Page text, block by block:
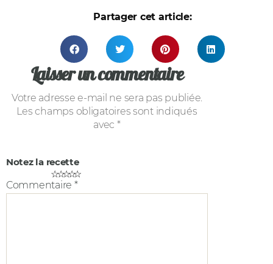
Partager cet article:
Laisser un commentaire
Votre adresse e-mail ne sera pas publiée.
Les champs obligatoires sont indiqués
avec *
☆
☆
☆
☆
☆
Commentaire *